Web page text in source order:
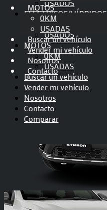
USADOS
ELÉCTRICOS/HÍBRIDOS
0KM
USADOS
MOTOS
0KM
USADAS
Buscar un vehículo
Vender mi vehículo
Nosotros
Contacto
Comparar
MOTOS
0KM
USADAS
Buscar un vehículo
Vender mi vehículo
Nosotros
Contacto
Mastodon
Email
Compartir